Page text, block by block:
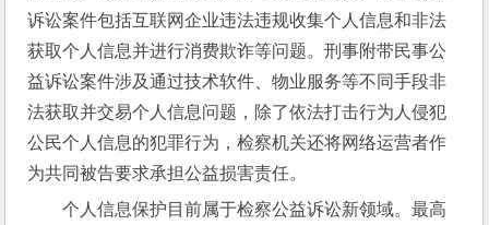
诉讼案件包括互联网企业违法违规收集个人信息和非法
获取个人信息并进行消费欺诈等问题。刑事附带民事公
益诉讼案件涉及通过技术软件、物业服务等不同手段非
法获取并交易个人信息问题，除了依法打击行为人侵犯
公民个人信息的犯罪行为，检察机关还将网络运营者作
为共同被告要求承担公益损害责任。
个人信息保护目前属于检察公益诉讼新领域。最高